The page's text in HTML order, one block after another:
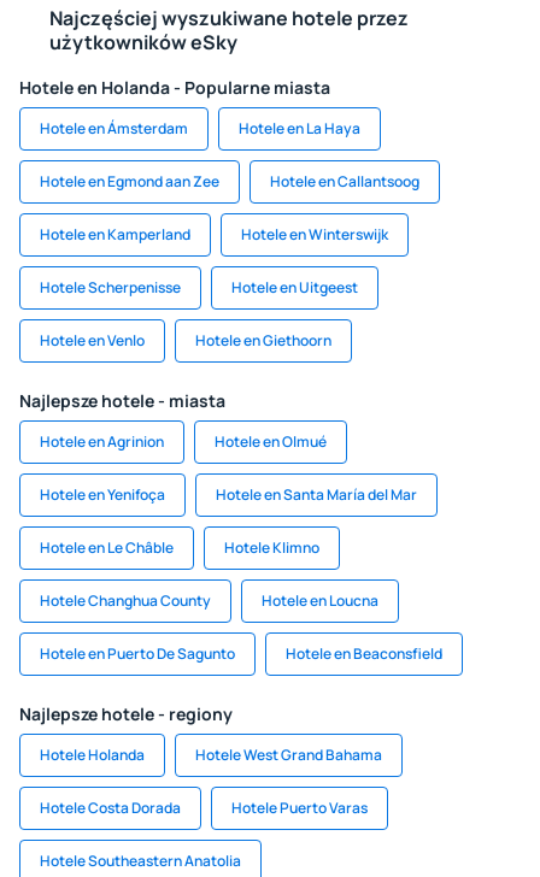
Najczęściej wyszukiwane hotele przez
użytkowników eSky
Hotele en Holanda - Popularne miasta
Hotele en Ámsterdam Hotele en La Haya
Hotele en Egmond aan Zee Hotele en Callantsoog
Hotele en Kamperland Hotele en Winterswijk
Hotele Scherpenisse Hotele en Uitgeest
Hotele en Venlo Hotele en Giethoorn
Najlepsze hotele - miasta
Hotele en Agrinion Hotele en Olmué
Hotele en Yenifoça Hotele en Santa María del Mar
Hotele en Le Châble Hotele Klimno
Hotele Changhua County Hotele en Loucna
Hotele en Puerto De Sagunto Hotele en Beaconsfield
Najlepsze hotele - regiony
Hotele Holanda Hotele West Grand Bahama
Hotele Costa Dorada Hotele Puerto Varas
Hotele Southeastern Anatolia